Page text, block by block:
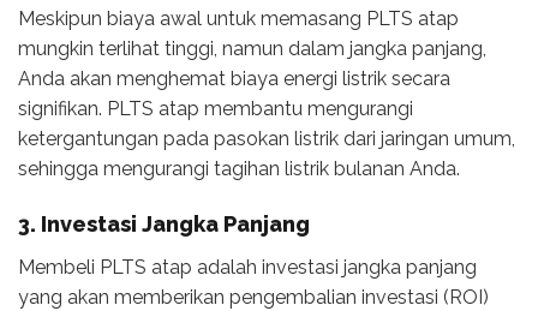
Meskipun biaya awal untuk memasang PLTS atap
mungkin terlihat tinggi, namun dalam jangka panjang,
Anda akan menghemat biaya energi listrik secara
signifikan. PLTS atap membantu mengurangi
ketergantungan pada pasokan listrik dari jaringan umum,
sehingga mengurangi tagihan listrik bulanan Anda.
3. Investasi Jangka Panjang
Membeli PLTS atap adalah investasi jangka panjang
yang akan memberikan pengembalian investasi (ROI)